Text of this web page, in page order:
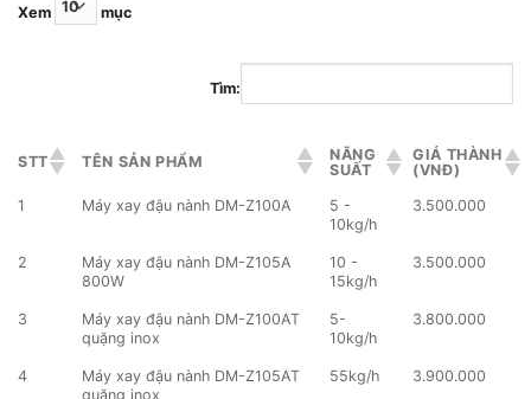
Xem mục
Tìm:
STT TÊN SẢN PHẨM
NĂNG
SUẤT
GIÁ THÀNH
(VNĐ)
1
Máy xay đậu nành DM-Z100A
5 -
10kg/h
3.500.000
2
Máy xay đậu nành DM-Z105A
800W
10 -
15kg/h
3.500.000
3
Máy xay đậu nành DM-Z100AT
quặng inox
5-
10kg/h
3.800.000
4
Máy xay đậu nành DM-Z105AT
quặng inox
55kg/h 3.900.000